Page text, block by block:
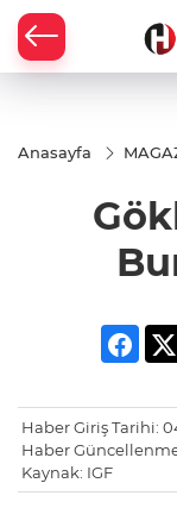
Anasayfa
Haber Giriş Tarihi:
Haber
Kaynak: IGF